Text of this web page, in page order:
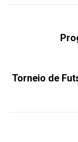
Torneio de